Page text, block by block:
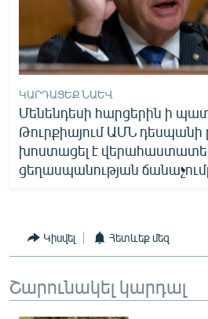
ԿԱՐԴԱՑԵՔ ՆԱԵՎ
Մենենդեսի հարցերին ի
Թուրքիայում ԱՄՆ դեսպանի
խոստացել է
ցեղասպանության
Կիսվել Հետևեք մեզ
Շարունակել կարդալ